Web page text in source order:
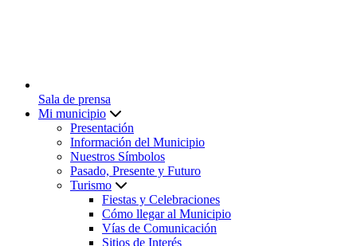
Sala de prensa
Mi municipio
Presentación
Información del Municipio
Nuestros Símbolos
Pasado, Presente y Futuro
Turismo
Fiestas y Celebraciones
Cómo llegar al Municipio
Vías de Comunicación
Sitios de Interés